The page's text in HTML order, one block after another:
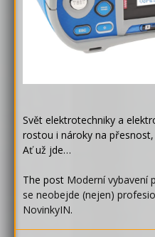
Svět elektrotechniky a
rostou i nároky na
Ať už jde…
The post Moderní vybavení
se neobejde (nejen)
NovinkyIN.